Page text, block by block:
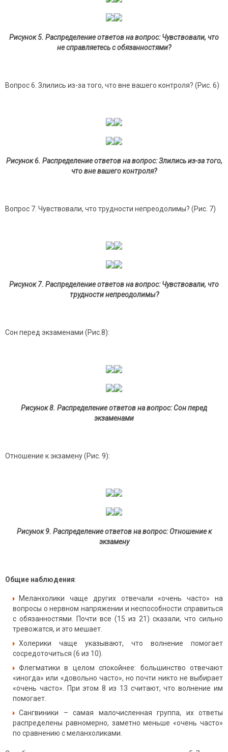
Рисунок 5. Распределение ответов на вопрос: Чувствовали, что
не справляетесь с обязанностями?
Вопрос 6. Злились из-за того, что вне вашего контроля? (Рис. 6)
Рисунок 6. Распределение ответов на вопрос: Злились из-за того,
что вне вашего контроля?
Вопрос 7. Чувствовали, что трудности непреодолимы? (Рис. 7)
Рисунок 7. Распределение ответов на вопрос: Чувствовали, что
трудности непреодолимы?
Сон перед экзаменами (Рис.8):
Рисунок 8. Распределение ответов на вопрос: Сон перед
экзаменами
Отношение к экзамену (Рис. 9):
Рисунок 9. Распределение ответов на вопрос: Отношение к
экзамену
Общие наблюдения:
Меланхолики чаще других отвечали «очень часто» на
вопросы о нервном напряжении и неспособности справиться
с обязанностями. Почти все (15 из 21) сказали, что сильно
тревожатся, и это мешает.
Холерики чаще указывают, что волнение помогает
сосредоточиться (6 из 10).
Флегматики в целом спокойнее: большинство отвечают
«иногда» или «довольно часто», но почти никто не выбирает
«очень часто». При этом 8 из 13 считают, что волнение им
помогает.
Сангвиники – самая малочисленная группа, их ответы
распределены равномерно, заметно меньше «очень часто»
по сравнению с меланхоликами.